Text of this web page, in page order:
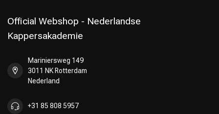
Official Webshop - Nederlandse
Kappersakademie
Mariniersweg 149
3011 NK Rotterdam
Nederland
+31 85 808 5957